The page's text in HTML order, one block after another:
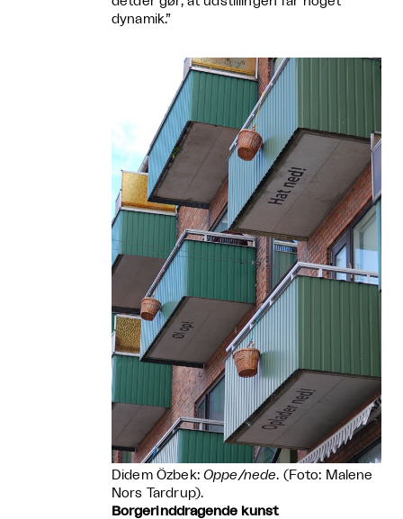
dynamik.”
Didem Özbek: Oppe/nede. (Foto: Malene
Nors Tardrup).
Borgerinddragende kunst